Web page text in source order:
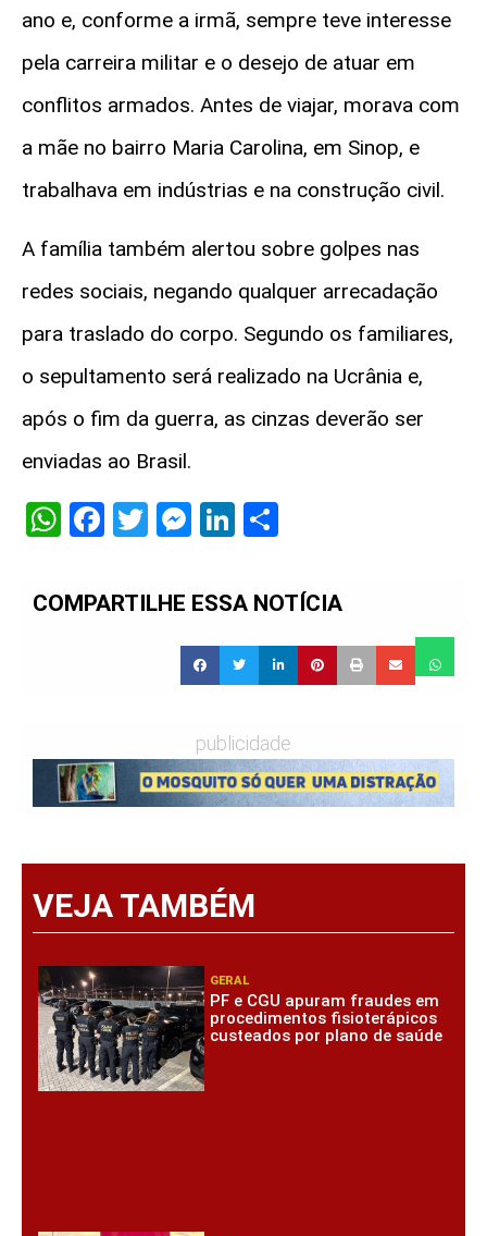
ano e, conforme a irmã, sempre teve interesse
pela carreira militar e o desejo de atuar em
conflitos armados. Antes de viajar, morava com
a mãe no bairro Maria Carolina, em Sinop, e
trabalhava em indústrias e na construção civil.
A família também alertou sobre golpes nas
redes sociais, negando qualquer arrecadação
para traslado do corpo. Segundo os familiares,
o sepultamento será realizado na Ucrânia e,
após o fim da guerra, as cinzas deverão ser
enviadas ao Brasil.
WhatsApp
Facebook
Twitter
Messenger
LinkedIn
COMPARTILHE ESSA NOTÍCIA
publicidade
VEJA TAMBÉM
GERAL
PF e CGU apuram fraudes em
procedimentos fisioterápicos
custeados por plano de saúde